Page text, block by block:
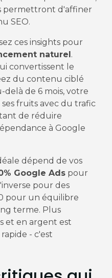
permettront d'affiner
SEO.
ces insights pour
naturel.
convertissent le
du contenu ciblé
de 6 mois, votre
fruits avec du trafic
de réduire
à Google
dépend de vos
Google Adspour
pour des
pour un équilibre
terme. Plus
et en argent est
- c'est